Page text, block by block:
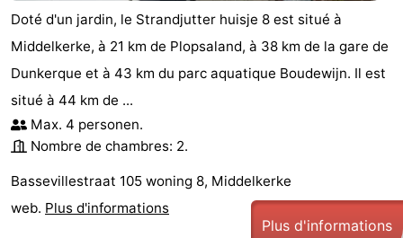
Doté d'un jardin, le Strandjutter huisje 8 est situé à
Middelkerke, à 21 km de Plopsaland, à 38 km de la gare de
Dunkerque et à 43 km du parc aquatique Boudewijn. Il est
situé à 44 km de ...
Max. 4 personen.
Nombre de chambres: 2.
Bassevillestraat 105 woning 8, Middelkerke
web. Plus d'informations
Plus d'informations